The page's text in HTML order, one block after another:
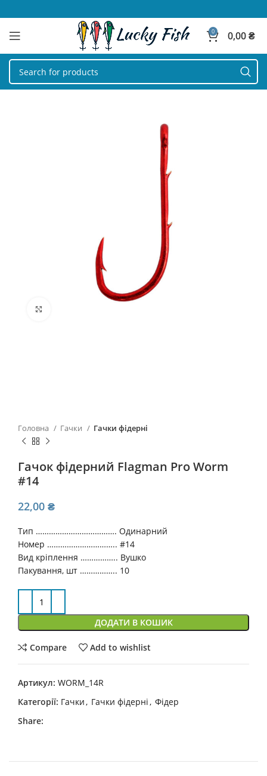
0 0,00₴
Головна Гачки Гачки фідерні
Гачок фідерний Flagman Pro Worm
#14
22,00 ₴
Тип ………………………………. Одинарний
Номер ………………………….. #14
Вид кріплення …………….. Вушко
Пакування, шт …………….. 10
ДОДАТИ В КОШИК
Compare Add to wishlist
Артикул: WORM_14R
Категорії: Гачки, Гачки фідерні, Фідер
Share: